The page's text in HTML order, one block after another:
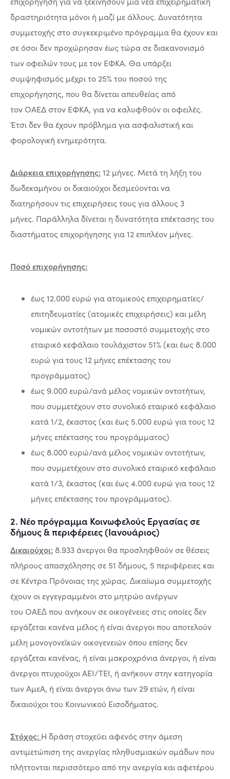
δραστηριότητα µόνοι ή µαζί µε άλλους. Δυνατότητα
συμμετοχής στο συγκεκριμένο πρόγραμμα θα έχουν και
σε όσοι δεν προχώρησαν έως τώρα σε διακανονισμό
των οφειλών τους με τον ΕΦΚΑ. Θα υπάρξει
συμψηφισμός μέχρι το 25% του ποσού της
επιχορήγησης, που θα δίνεται απευθείας από
τον ΟΑΕΔ στον ΕΦΚΑ, για να καλυφθούν οι οφειλές.
Έτσι δεν θα έχουν πρόβλημα για ασφαλιστική και
φορολογική ενημερότητα.
Διάρκεια επιχορήγησης:12 µήνες. Μετά τη λήξη του
δωδεκαµήνου οι δικαιούχοι δεσµεύονται να
διατηρήσουν τις επιχειρήσεις τους για άλλους 3
µήνες. Παράλληλα δίνεται η δυνατότητα επέκτασης του
διαστήµατος επιχορήγησης για 12 επιπλέον µήνες.
Ποσό επιχορήγησης:
έως 12.000 ευρώ για ατοµικούς επιχειρηµατίες/
επιτηδευµατίες (ατοµικές επιχειρήσεις) και µέλη
νοµικών οντοτήτων µε ποσοστό συµµετοχής στο
εταιρικό κεφάλαιο τουλάχιστον 51% (και έως 8.000
ευρώ για τους 12 µήνες επέκτασης του
προγράµµατος)
έως 9.000 ευρώ/ανά µέλος νοµικών οντοτήτων,
που συµµετέχουν στο συνολικό εταιρικό κεφάλαιο
κατά 1/2, έκαστος (και έως 5.000 ευρώ για τους 12
µήνες επέκτασης του προγράµµατος)
έως 8.000 ευρώ/ανά µέλος νοµικών οντοτήτων,
που συµµετέχουν στο συνολικό εταιρικό κεφάλαιο
κατά 1/3, έκαστος (και έως 4.000 ευρώ για τους 12
µήνες επέκτασης του προγράµµατος).
2. Νέο πρόγραμμα Κοινωφελούς Εργασίας σε
δήμους & περιφέρειες (Ιανουάριος)
Δικαιούχοι:8.933 άνεργοι θα προσληφθούν σε θέσεις
πλήρους απασχόλησης σε 51 δήµους, 5 περιφέρειες και
σε Κέντρα Πρόνοιας της χώρας. ∆ικαίωµα συµµετοχής
έχουν οι εγγεγραµµένοι στο µητρώο ανέργων
του ΟΑΕ∆ που ανήκουν σε οικογένειες στις οποίες δεν
εργάζεται κανένα µέλος ή είναι άνεργοι που αποτελούν
µέλη µονογονεϊκών οικογενειών όπου επίσης δεν
εργάζεται κανένας, ή είναι µακροχρόνια άνεργοι, ή είναι
άνεργοι πτυχιούχοι ΑΕΙ/ΤΕΙ, ή ανήκουν στην κατηγορία
των ΑµεΑ, ή είναι άνεργοι άνω των 29 ετών, ή είναι
δικαιούχοι του Κοινωνικού Εισοδήµατος.
Στόχος: Η δράση στοχεύει αφενός στην άµεση
αντιµετώπιση της ανεργίας πληθυσµιακών οµάδων που
πλήττονται περισσότερο από την ανεργία και αφετέρου